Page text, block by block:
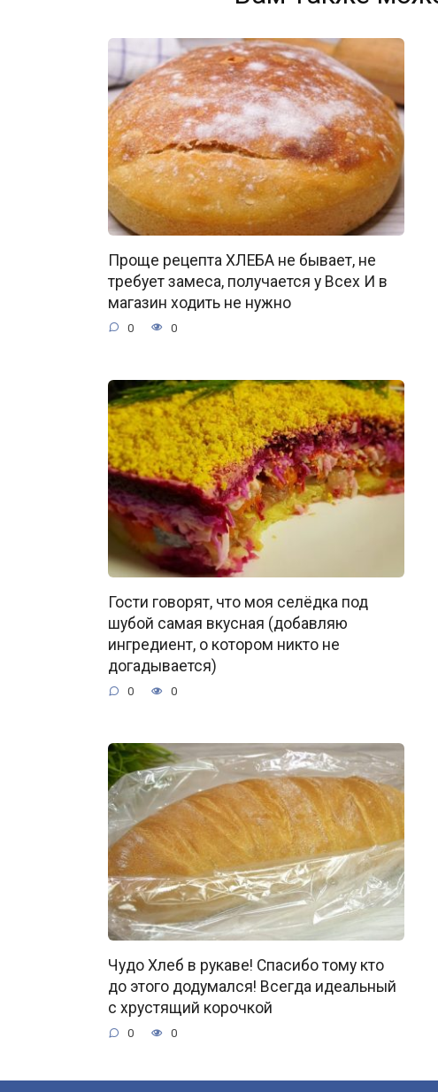
Проще рецепта ХЛЕБА не бывает, не
требует замеса, получается у Всех И в
магазин ходить не нужно
0 0
Гости говорят, что моя селёдка под
шубой самая вкусная (добавляю
ингредиент, о котором никто не
догадывается)
0 0
Чудо Хлеб в рукаве! Спасибо тому кто
до этого додумался! Всегда идеальный
с хрустящий корочкой
0 0